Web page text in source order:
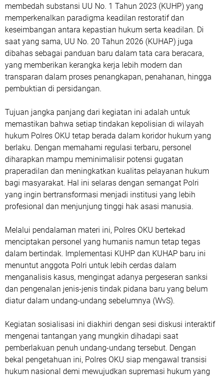
membedah substansi UU No. 1 Tahun 2023 (KUHP) yang
memperkenalkan paradigma keadilan restoratif dan
keseimbangan antara kepastian hukum serta keadilan. Di
saat yang sama, UU No. 20 Tahun 2026 (KUHAP) juga
dibahas sebagai panduan baru dalam tata cara beracara,
yang memberikan kerangka kerja lebih modern dan
transparan dalam proses penangkapan, penahanan, hingga
pembuktian di persidangan.
Tujuan jangka panjang dari kegiatan ini adalah untuk
memastikan bahwa setiap tindakan kepolisian di wilayah
hukum Polres OKU tetap berada dalam koridor hukum yang
berlaku. Dengan memahami regulasi terbaru, personel
diharapkan mampu meminimalisir potensi gugatan
praperadilan dan meningkatkan kualitas pelayanan hukum
bagi masyarakat. Hal ini selaras dengan semangat Polri
yang ingin bertransformasi menjadi institusi yang lebih
profesional dan menjunjung tinggi hak asasi manusia.
Melalui pendalaman materi ini, Polres OKU bertekad
menciptakan personel yang humanis namun tetap tegas
dalam bertindak. Implementasi KUHP dan KUHAP baru ini
menuntut anggota Polri untuk lebih cerdas dalam
menganalisis kasus, mengingat adanya pergeseran sanksi
dan pengenalan jenis-jenis tindak pidana baru yang belum
diatur dalam undang-undang sebelumnya (WvS).
Kegiatan sosialisasi ini diakhiri dengan sesi diskusi interaktif
mengenai tantangan yang mungkin dihadapi saat
pemberlakuan penuh undang-undang tersebut. Dengan
bekal pengetahuan ini, Polres OKU siap mengawal transisi
hukum nasional demi mewujudkan supremasi hukum yang